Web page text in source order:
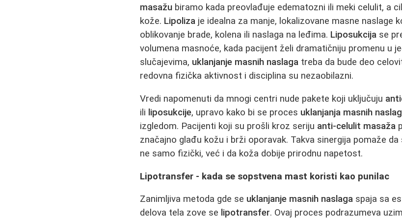
masažu biramo kada preovlađuje edematozni ili meki celulit, a
kože. Lipoliza je idealna za manje, lokalizovane masne naslage
oblikovanje brade, kolena ili naslaga na leđima. Liposukcija se
volumena masnoće, kada pacijent želi dramatičniju promenu u
slučajevima, uklanjanje masnih naslaga treba da bude deo
redovna fizička aktivnost i disciplina su nezaobilazni.
Vredi napomenuti da mnogi centri nude pakete koji uključuju
ili liposukcije, upravo kako bi se proces uklanjanja masnih
izgledom. Pacijenti koji su prošli kroz seriju anti-celulit masaža
značajno glađu kožu i brži oporavak. Takva sinergija pomaže da
ne samo fizički, već i da koža dobije prirodnu napetost.
Lipotransfer - kada se sopstvena mast koristi kao punilac
Zanimljiva metoda gde se uklanjanje masnih naslaga spaja sa
delova tela zove se lipotransfer. Ovaj proces podrazumeva